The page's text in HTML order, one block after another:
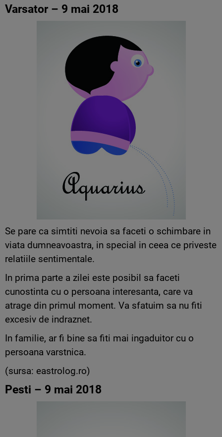
Varsator – 9 mai 2018
Se pare ca simtiti nevoia sa faceti o schimbare in
viata dumneavoastra, in special in ceea ce priveste
relatiile sentimentale.
In prima parte a zilei este posibil sa faceti
cunostinta cu o persoana interesanta, care va
atrage din primul moment. Va sfatuim sa nu fiti
excesiv de indraznet.
In familie, ar fi bine sa fiti mai ingaduitor cu o
persoana varstnica.
(sursa: eastrolog.ro)
Pesti – 9 mai 2018